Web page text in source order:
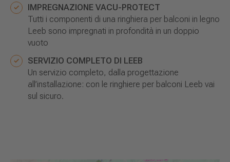
IMPREGNAZIONE VACU-PROTECT
Tutti i componenti di una ringhiera per balconi in legno
Leeb sono impregnati in profondità in un doppio
vuoto
SERVIZIO COMPLETO DI LEEB
Un servizio completo, dalla progettazione
all’installazione: con le ringhiere per balconi Leeb vai
sul sicuro.